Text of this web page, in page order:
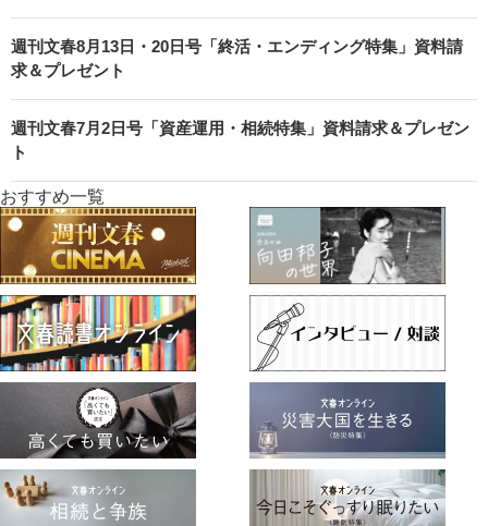
週刊文春8月13日・20日号「終活・エンディング特集」資料請
求＆プレゼント
週刊文春7月2日号「資産運用・相続特集」資料請求＆プレゼン
ト
おすすめ一覧